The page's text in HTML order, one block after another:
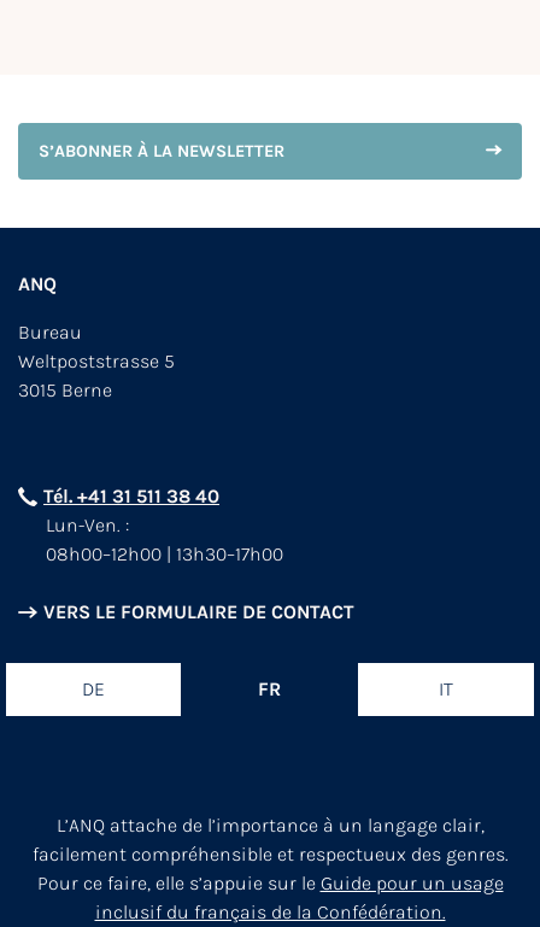
S’ABONNER À LA NEWSLETTER
ANQ
Bureau
Weltpoststrasse 5
3015 Berne
Tél. +41 31 511 38 40
Lun-Ven. :
08h00–12h00 | 13h30–17h00
VERS LE FORMULAIRE DE CONTACT
DE FR IT
L’ANQ attache de l’importance à un langage clair,
facilement compréhensible et respectueux des genres.
Pour ce faire, elle s’appuie sur le Guide pour un usage
inclusif du français de la Confédération.